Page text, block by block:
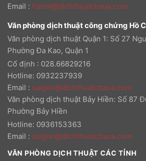
Email : hanoi@dichthuatchaua.com
Văn phòng dịch thuật công chứng Hồ
Văn phòng dịch thuật Quận 1: Số 27
Phường Đa Kao, Quận 1
Cố định : 028.66829216
Hotline: 0932237939
Email : saigon@dichthuatchaua.com
Văn phòng dịch thuật Bảy Hiền: Số 87
Phường Bảy Hiền
Hotline: 0936153363
Email : saigon@dichthuatchaua.com
VĂN PHÒNG DỊCH THUẬT CÁC TỈNH